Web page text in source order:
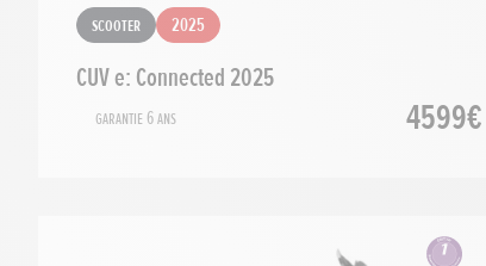
Scooter 2025
CUV e: Connected 2025
Garantie 6 ans 4599€